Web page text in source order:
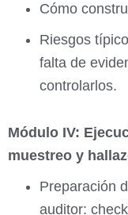
Cómo
Riesgos
falta de
controlarlos.
Módulo IV:
muestreo y
Preparación
auditor: